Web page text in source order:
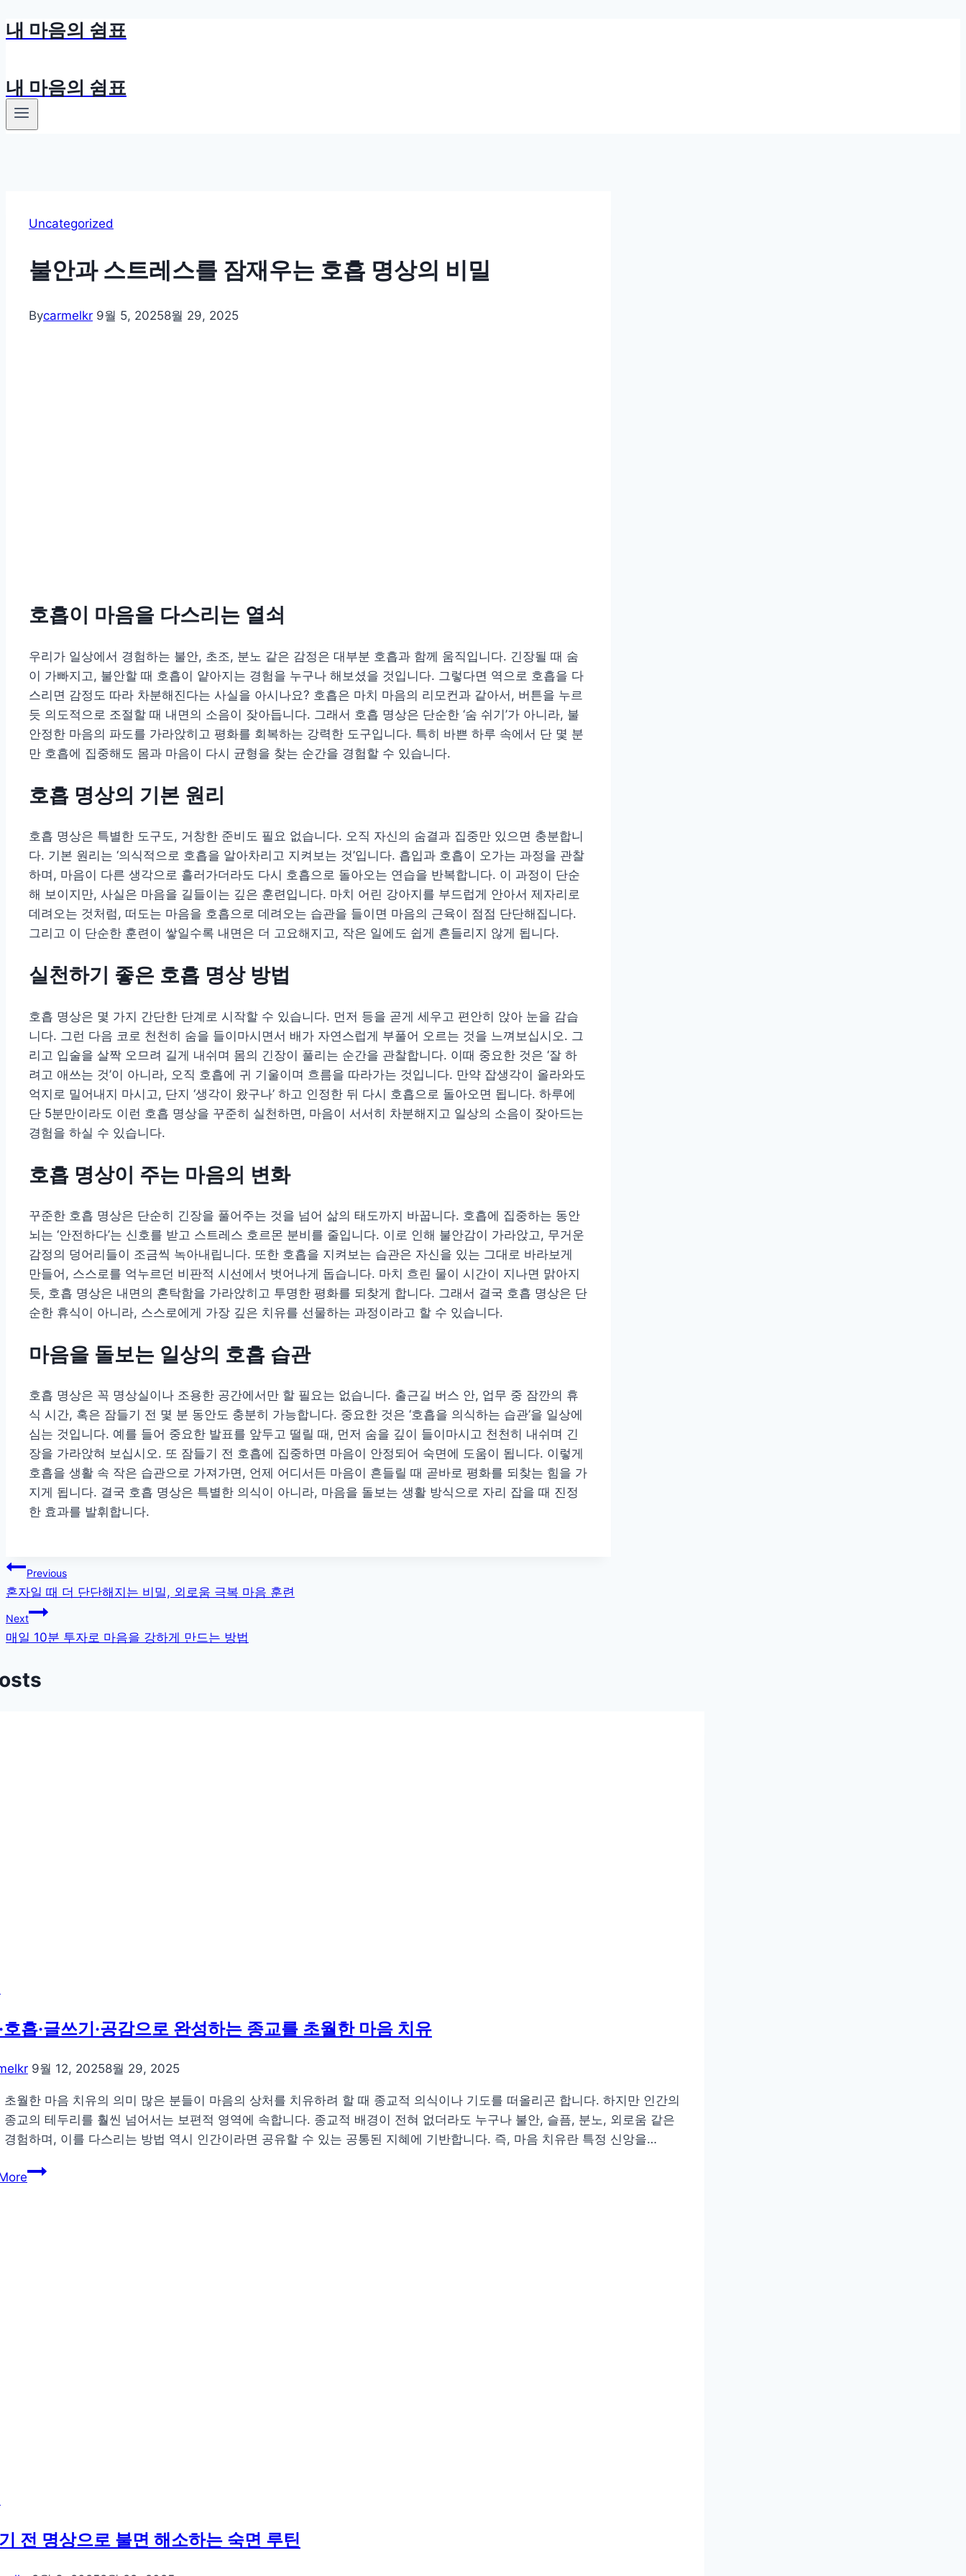
Skip
내 마음의 쉼표
내 마음의 쉼표
Uncategorized
불안과 스트레스를 잠재우는 호흡 명상의 비밀
Bycarmelkr 9월 5, 20258월 29, 2025
호흡이 마음을 다스리는 열쇠
우리가 일상에서 경험하는 불안, 초조, 분노 같은 감정은 대부분 호흡과 함께 움직입니다. 긴장될 때 숨
이 가빠지고, 불안할 때 호흡이 얕아지는 경험을 누구나 해보셨을 것입니다. 그렇다면 역으로 호흡을 다
스리면 감정도 따라 차분해진다는 사실을 아시나요? 호흡은 마치 마음의 리모컨과 같아서, 버튼을 누르
듯 의도적으로 조절할 때 내면의 소음이 잦아듭니다. 그래서 호흡 명상은 단순한 ‘숨 쉬기’가 아니라, 불
안정한 마음의 파도를 가라앉히고 평화를 회복하는 강력한 도구입니다. 특히 바쁜 하루 속에서 단 몇 분
만 호흡에 집중해도 몸과 마음이 다시 균형을 찾는 순간을 경험할 수 있습니다.
호흡 명상의 기본 원리
호흡 명상은 특별한 도구도, 거창한 준비도 필요 없습니다. 오직 자신의 숨결과 집중만 있으면 충분합니
다. 기본 원리는 ‘의식적으로 호흡을 알아차리고 지켜보는 것’입니다. 흡입과 호흡이 오가는 과정을 관찰
하며, 마음이 다른 생각으로 흘러가더라도 다시 호흡으로 돌아오는 연습을 반복합니다. 이 과정이 단순
해 보이지만, 사실은 마음을 길들이는 깊은 훈련입니다. 마치 어린 강아지를 부드럽게 안아서 제자리로
데려오는 것처럼, 떠도는 마음을 호흡으로 데려오는 습관을 들이면 마음의 근육이 점점 단단해집니다.
그리고 이 단순한 훈련이 쌓일수록 내면은 더 고요해지고, 작은 일에도 쉽게 흔들리지 않게 됩니다.
실천하기 좋은 호흡 명상 방법
호흡 명상은 몇 가지 간단한 단계로 시작할 수 있습니다. 먼저 등을 곧게 세우고 편안히 앉아 눈을 감습
니다. 그런 다음 코로 천천히 숨을 들이마시면서 배가 자연스럽게 부풀어 오르는 것을 느껴보십시오. 그
리고 입술을 살짝 오므려 길게 내쉬며 몸의 긴장이 풀리는 순간을 관찰합니다. 이때 중요한 것은 ‘잘 하
려고 애쓰는 것’이 아니라, 오직 호흡에 귀 기울이며 흐름을 따라가는 것입니다. 만약 잡생각이 올라와도
억지로 밀어내지 마시고, 단지 ‘생각이 왔구나’ 하고 인정한 뒤 다시 호흡으로 돌아오면 됩니다. 하루에
단 5분만이라도 이런 호흡 명상을 꾸준히 실천하면, 마음이 서서히 차분해지고 일상의 소음이 잦아드는
경험을 하실 수 있습니다.
호흡 명상이 주는 마음의 변화
꾸준한 호흡 명상은 단순히 긴장을 풀어주는 것을 넘어 삶의 태도까지 바꿉니다. 호흡에 집중하는 동안
뇌는 ‘안전하다’는 신호를 받고 스트레스 호르몬 분비를 줄입니다. 이로 인해 불안감이 가라앉고, 무거운
감정의 덩어리들이 조금씩 녹아내립니다. 또한 호흡을 지켜보는 습관은 자신을 있는 그대로 바라보게
만들어, 스스로를 억누르던 비판적 시선에서 벗어나게 돕습니다. 마치 흐린 물이 시간이 지나면 맑아지
듯, 호흡 명상은 내면의 혼탁함을 가라앉히고 투명한 평화를 되찾게 합니다. 그래서 결국 호흡 명상은 단
순한 휴식이 아니라, 스스로에게 가장 깊은 치유를 선물하는 과정이라고 할 수 있습니다.
마음을 돌보는 일상의 호흡 습관
호흡 명상은 꼭 명상실이나 조용한 공간에서만 할 필요는 없습니다. 출근길 버스 안, 업무 중 잠깐의 휴
식 시간, 혹은 잠들기 전 몇 분 동안도 충분히 가능합니다. 중요한 것은 ‘호흡을 의식하는 습관’을 일상에
심는 것입니다. 예를 들어 중요한 발표를 앞두고 떨릴 때, 먼저 숨을 깊이 들이마시고 천천히 내쉬며 긴
장을 가라앉혀 보십시오. 또 잠들기 전 호흡에 집중하면 마음이 안정되어 숙면에 도움이 됩니다. 이렇게
호흡을 생활 속 작은 습관으로 가져가면, 언제 어디서든 마음이 흔들릴 때 곧바로 평화를 되찾는 힘을 가
지게 됩니다. 결국 호흡 명상은 특별한 의식이 아니라, 마음을 돌보는 생활 방식으로 자리 잡을 때 진정
한 효과를 발휘합니다.
글
탐
색
Previous
혼자일 때 더 단단해지는 비밀, 외로움 극복 마음 훈련
Next
매일 10분 투자로 마음을 강하게 만드는 방법
호흡·글쓰기·공감으로 완성하는 종교를 초월한 마음 치유
9월 12, 20258월 29, 2025
초월한 마음 치유의 의미 많은 분들이 마음의 상처를 치유하려 할 때 종교적 의식이나 기도를 떠올리곤 합니다. 하지만 인간의
종교의 테두리를 훨씬 넘어서는 보편적 영역에 속합니다. 종교적 배경이 전혀 없더라도 누구나 불안, 슬픔, 분노, 외로움 같은
경험하며, 이를 다스리는 방법 역시 인간이라면 공유할 수 있는 공통된 지혜에 기반합니다. 즉, 마음 치유란 특정 신앙을…
자
교
전 명상으로 불면 해소하는 숙면 루틴